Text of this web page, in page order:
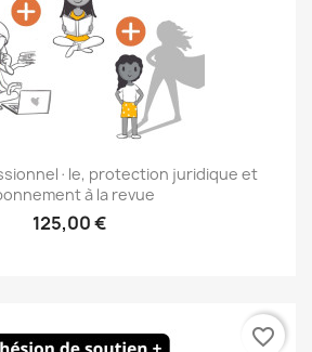
protection juridique et
à la revue
125,00 €
favorite_border